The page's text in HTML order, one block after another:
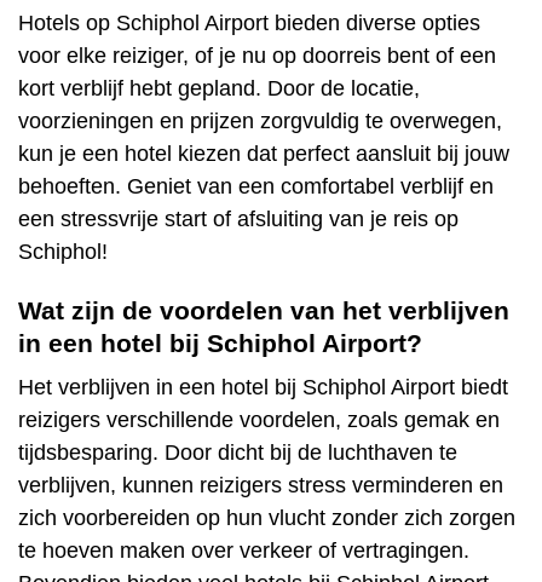
Hotels op Schiphol Airport bieden diverse opties
voor elke reiziger, of je nu op doorreis bent of een
kort verblijf hebt gepland. Door de locatie,
voorzieningen en prijzen zorgvuldig te overwegen,
kun je een hotel kiezen dat perfect aansluit bij jouw
behoeften. Geniet van een comfortabel verblijf en
een stressvrije start of afsluiting van je reis op
Schiphol!
Wat zijn de voordelen van het verblijven
in een hotel bij Schiphol Airport?
Het verblijven in een hotel bij Schiphol Airport biedt
reizigers verschillende voordelen, zoals gemak en
tijdsbesparing. Door dicht bij de luchthaven te
verblijven, kunnen reizigers stress verminderen en
zich voorbereiden op hun vlucht zonder zich zorgen
te hoeven maken over verkeer of vertragingen.